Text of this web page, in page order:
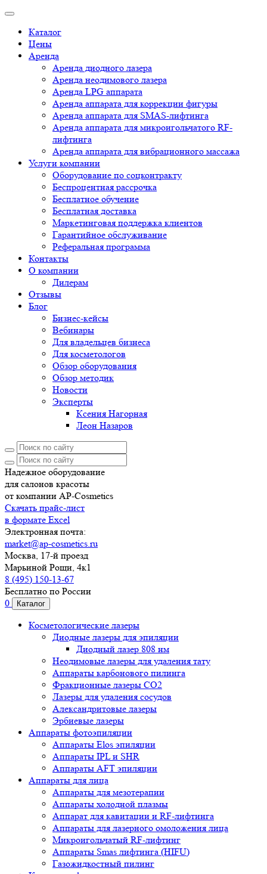
Каталог
Цены
Аренда
Аренда диодного лазера
Аренда неодимового лазера
Аренда LPG аппарата
Аренда аппарата для коррекции фигуры
Аренда аппарата для SMAS-лифтинга
Аренда аппарата для микроигольчатого RF-
лифтинга
Аренда аппарата для вибрационного массажа
Услуги компании
Оборудование по соцконтракту
Беспроцентная рассрочка
Бесплатное обучение
Бесплатная доставка
Маркетинговая поддержка клиентов
Гарантийное обслуживание
Реферальная программа
Контакты
О компании
Дилерам
Отзывы
Блог
Бизнес-кейсы
Вебинары
Для владельцев бизнеса
Для косметологов
Обзор оборудования
Обзор методик
Новости
Эксперты
Ксения Нагорная
Леон Назаров
Надежное оборудование
для салонов красоты
от компании AP-Cosmetics
Скачать прайс-лист
в формате Excel
Электронная почта:
market@ap-cosmetics.ru
Москва, 17-й проезд
Марьиной Рощи, 4к1
8 (495) 150-13-67
Бесплатно по России
0
Каталог
Косметологические лазеры
Диодные лазеры для эпиляции
Диодный лазер 808 нм
Неодимовые лазеры для удаления тату
Аппараты карбонового пилинга
Фракционные лазеры CO2
Лазеры для удаления сосудов
Александритовые лазеры
Эрбиевые лазеры
Аппараты фотоэпиляции
Аппараты Elos эпиляции
Аппараты IPL и SHR
Аппараты AFT эпиляции
Аппараты для лица
Аппараты для мезотерапии
Аппараты холодной плазмы
Аппарат для кавитации и RF-лифтинга
Аппараты для лазерного омоложения лица
Микроигольчатый RF-лифтинг
Аппараты Smas лифтинга (HIFU)
Газожидкостный пилинг